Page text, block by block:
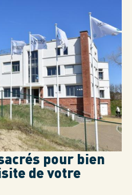
pour bien
de votre